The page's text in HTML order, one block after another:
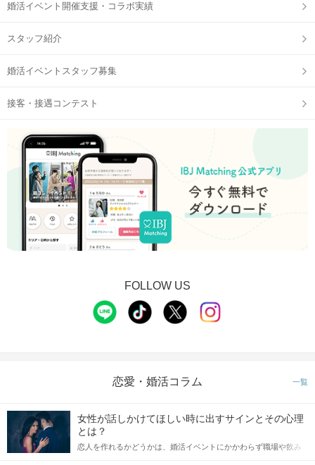
【個室8対8】トークタイムスタート
婚活イベント開催支援・コラボ実績
スタッフ紹介
婚活イベントスタッフ募集
接客・接遇コンテスト
FOLLOW US
恋愛・婚活コラム 一覧
女性が話しかけてほしい時に出すサインとその心理
とは？
恋人を作れるかどうかは、婚活イベントにかかわらず職場や飲み